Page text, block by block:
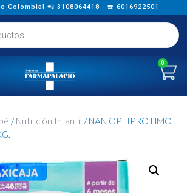
Colombia! 📲 3108064418 - ☎️ 6016922501
0
/Nutrición Infantil / NAN OPTIPRO HMO